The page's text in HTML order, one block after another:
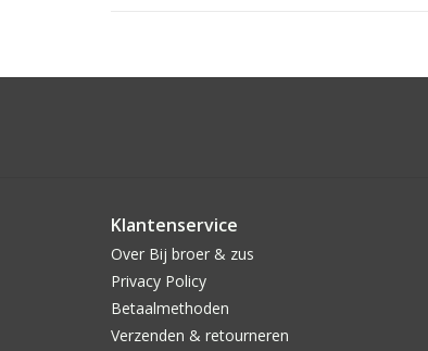
Klantenservice
Over Bij broer & zus
Privacy Policy
Betaalmethoden
Verzenden & retourneren